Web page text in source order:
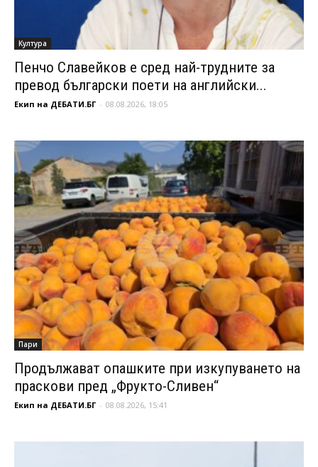
Култура
Пенчо Славейков е сред най-трудните за
превод български поети на английски...
Екип на ДЕБАТИ.БГ - 08.08.2026, 18:05
Пари
Продължават опашките при изкупуването на
праскови пред „Фрукто-Сливен“
Екип на ДЕБАТИ.БГ - 08.08.2026, 15:41